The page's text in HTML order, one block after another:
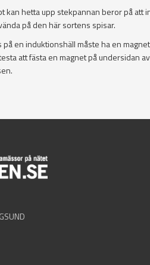
kan hetta upp stekpannan beror på
på den här sortens spisar.
en induktionshäll måste ha en
att fästa en magnet på undersidan